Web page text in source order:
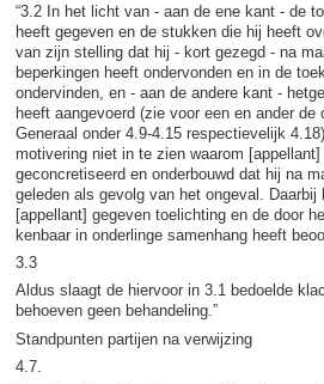
“3.2 In het licht van - aan de ene kant - de
heeft gegeven en de stukken die hij heeft
van zijn stelling dat hij - kort gezegd - na
beperkingen heeft ondervonden en in de
ondervinden, en - aan de andere kant -
heeft aangevoerd (zie voor een en ander
Generaal onder 4.9-4.15 respectievelijk
motivering niet in te zien waarom
geconcretiseerd en onderbouwd dat hij na
geleden als gevolg van het ongeval.
[appellant] gegeven toelichting en de door
kenbaar in onderlinge samenhang heeft
3.3
Aldus slaagt de hiervoor in 3.1 bedoelde
behoeven geen behandeling.”
Standpunten partijen na verwijzing
4.7.